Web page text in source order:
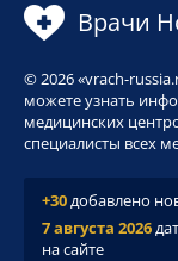
Врачи
© 2026 «vrach-
можете узнать
медицинских
специалисты всех
+30добавлено
7 августа 2026
на сайте